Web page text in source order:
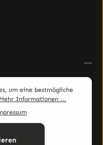
um eine bestmögliche
Mehr Informationen ...